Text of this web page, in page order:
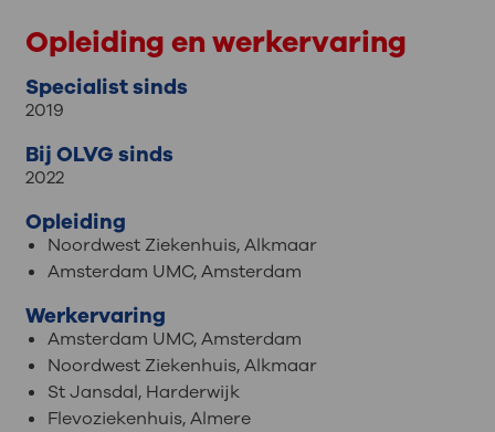
Opleiding en werkervaring
Specialist sinds
2019
Bij OLVG sinds
2022
Opleiding
Noordwest Ziekenhuis, Alkmaar
Amsterdam UMC, Amsterdam
Werkervaring
Amsterdam UMC, Amsterdam
Noordwest Ziekenhuis, Alkmaar
St Jansdal, Harderwijk
Flevoziekenhuis, Almere